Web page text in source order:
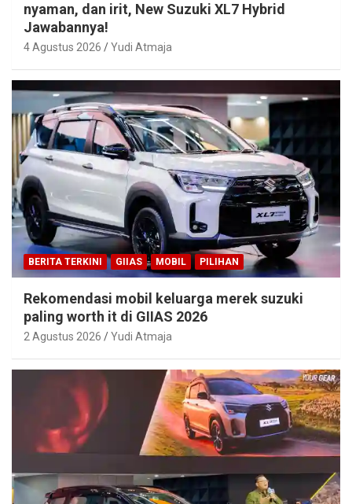
nyaman, dan irit, New Suzuki XL7 Hybrid
Jawabannya!
4 Agustus 2026 Yudi Atmaja
BERITA TERKINI GIIAS MOBIL PILIHAN
Rekomendasi mobil keluarga merek suzuki
paling worth it di GIIAS 2026
2 Agustus 2026 Yudi Atmaja